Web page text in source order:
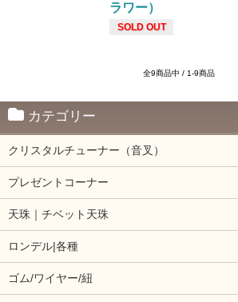
ラワー）
SOLD OUT
全9商品中 / 1-9商品
カテゴリー
クリスタルチューナー（音叉）
プレゼントコーナー
天珠｜チベット天珠
ロンデル|各種
ゴム/ワイヤー/紐